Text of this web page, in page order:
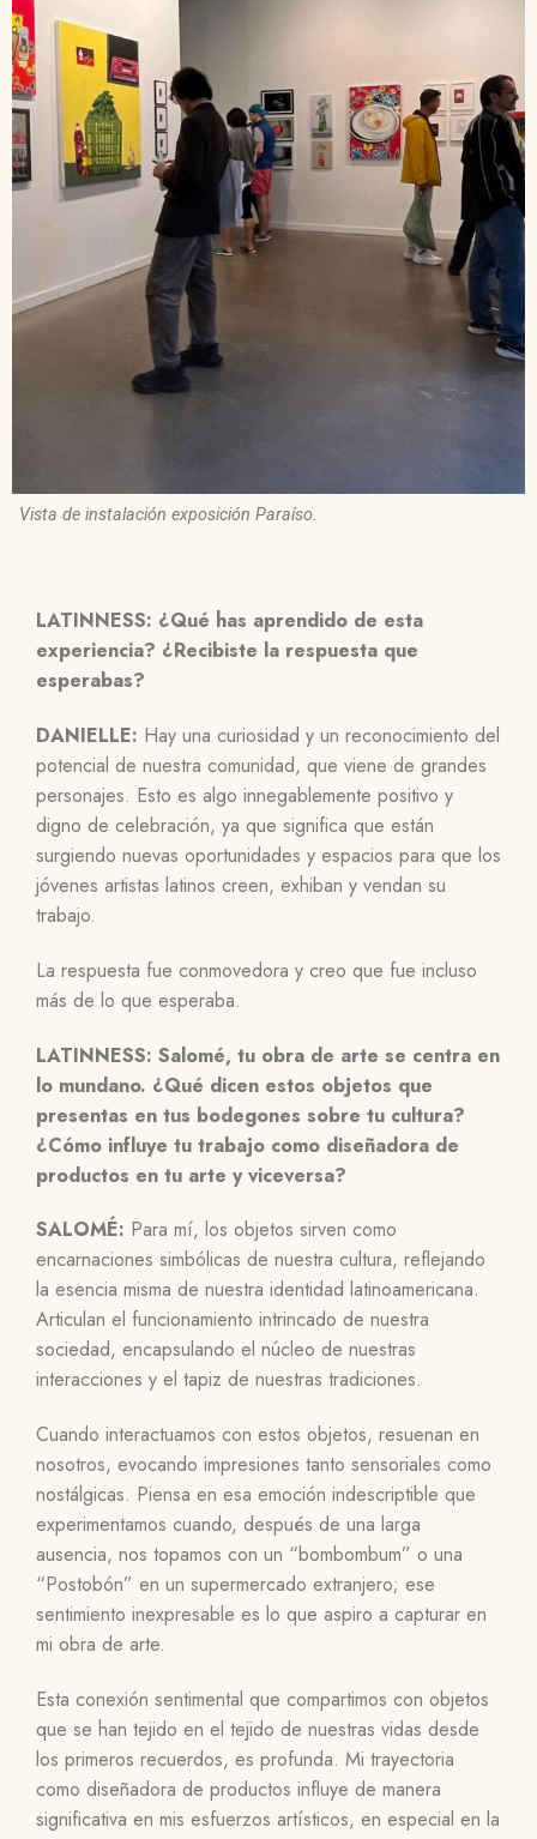
Vista de instalación exposición Paraíso.
LATINNESS: ¿Qué has aprendido de esta
experiencia? ¿Recibiste la respuesta que
esperabas?
DANIELLE: Hay una curiosidad y un reconocimiento del
potencial de nuestra comunidad, que viene de grandes
personajes. Esto es algo innegablemente positivo y
digno de celebración, ya que significa que están
surgiendo nuevas oportunidades y espacios para que los
jóvenes artistas latinos creen, exhiban y vendan su
trabajo.
La respuesta fue conmovedora y creo que fue incluso
más de lo que esperaba.
LATINNESS: Salomé, tu obra de arte se centra en
lo mundano. ¿Qué dicen estos objetos que
presentas en tus bodegones sobre tu cultura?
¿Cómo influye tu trabajo como diseñadora de
productos en tu arte y viceversa?
SALOMÉ: Para mí, los objetos sirven como
encarnaciones simbólicas de nuestra cultura, reflejando
la esencia misma de nuestra identidad latinoamericana.
Articulan el funcionamiento intrincado de nuestra
sociedad, encapsulando el núcleo de nuestras
interacciones y el tapiz de nuestras tradiciones.
Cuando interactuamos con estos objetos, resuenan en
nosotros, evocando impresiones tanto sensoriales como
nostálgicas. Piensa en esa emoción indescriptible que
experimentamos cuando, después de una larga
ausencia, nos topamos con un “bombombum” o una
“Postobón” en un supermercado extranjero; ese
sentimiento inexpresable es lo que aspiro a capturar en
mi obra de arte.
Esta conexión sentimental que compartimos con objetos
que se han tejido en el tejido de nuestras vidas desde
los primeros recuerdos, es profunda. Mi trayectoria
como diseñadora de productos influye de manera
significativa en mis esfuerzos artísticos, en especial en la